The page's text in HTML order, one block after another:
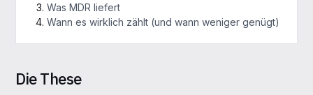
Was MDR liefert
Wann es wirklich zählt (und wann weniger genügt)
Die These